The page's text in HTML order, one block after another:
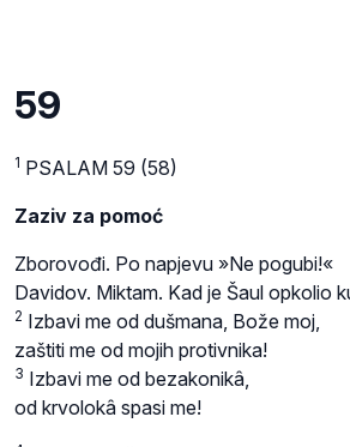
59
1 PSALAM 59 (58)
Zaziv za pomoć
Zborovođi. Po napjevu »Ne pogubi!«
Davidov. Miktam. Kad je Šaul opkolio
2 Izbavi me od dušmana, Bože moj,
zaštiti me od mojih protivnika!
3 Izbavi me od bezakonikâ,
od krvolokâ spasi me!